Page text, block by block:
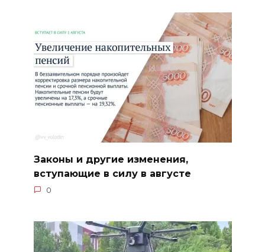
Законы и другие изменения,
вступающие в силу в августе
0